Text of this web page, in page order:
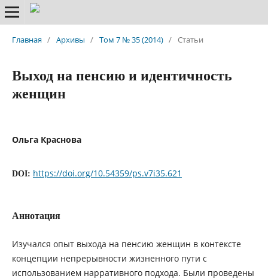
Главная / Архивы / Том 7 № 35 (2014) / Статьи
Выход на пенсию и идентичность
женщин
Ольга Краснова
DOI: https://doi.org/10.54359/ps.v7i35.621
Аннотация
Изучался опыт выхода на пенсию женщин в контексте
концепции непрерывности жизненного пути с
использованием нарративного подхода. Были проведены